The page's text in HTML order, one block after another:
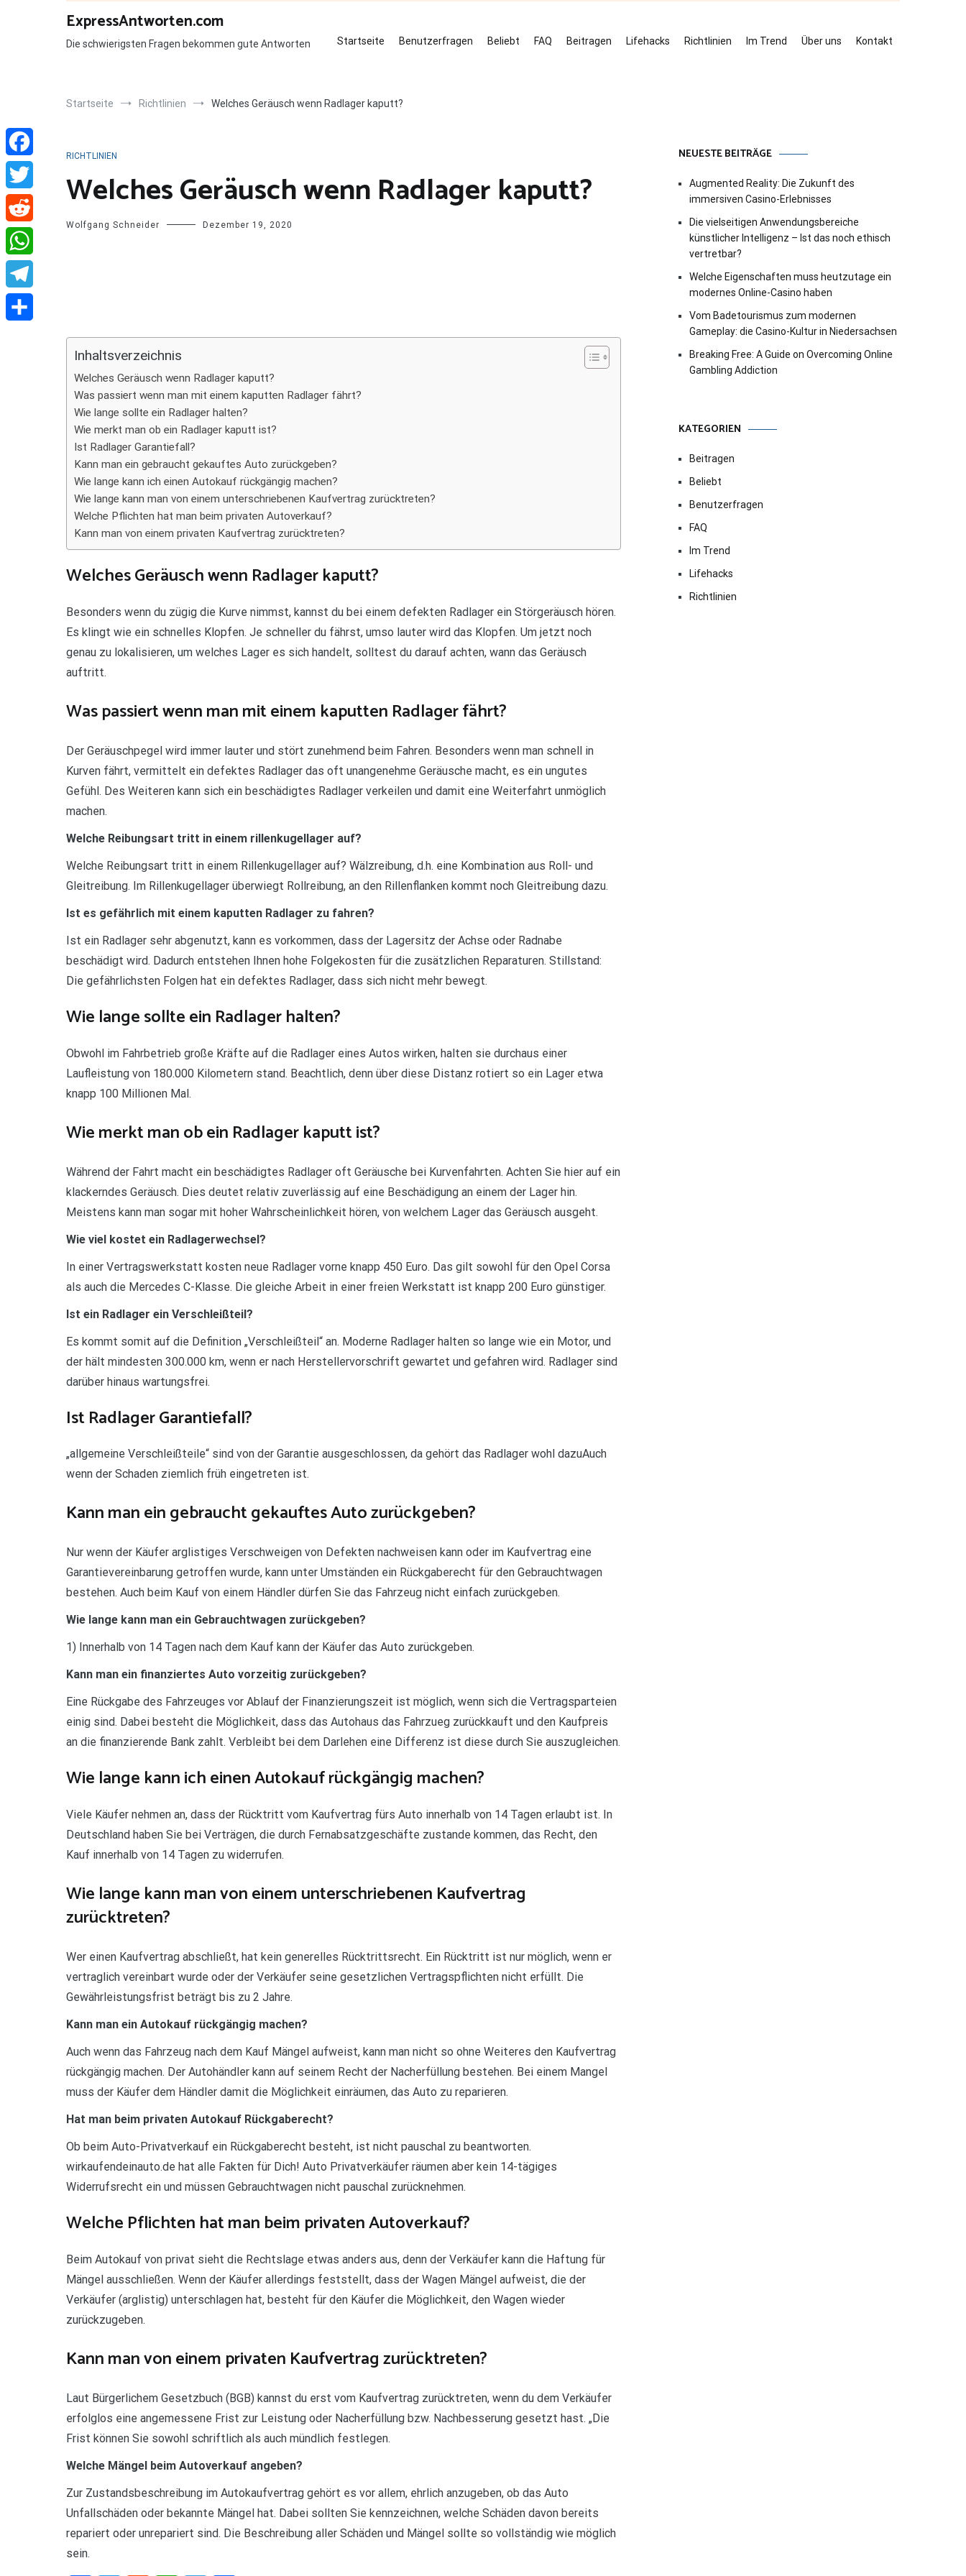
ExpressAntworten.com
Die schwierigsten Fragen bekommen gute Antworten Startseite Benutzerfragen Beliebt FAQ Beitragen Lifehacks Richtlinien Im Trend Über uns Kontakt
Startseite Richtlinien Welches Geräusch wenn Radlager kaputt?
RICHTLINIEN
Welches Geräusch wenn Radlager kaputt?
Wolfgang Schneider Dezember 19, 2020
Inhaltsverzeichnis
Welches Geräusch wenn Radlager kaputt?
Was passiert wenn man mit einem kaputten Radlager fährt?
Wie lange sollte ein Radlager halten?
Wie merkt man ob ein Radlager kaputt ist?
Ist Radlager Garantiefall?
Kann man ein gebraucht gekauftes Auto zurückgeben?
Wie lange kann ich einen Autokauf rückgängig machen?
Wie lange kann man von einem unterschriebenen Kaufvertrag zurücktreten?
Welche Pflichten hat man beim privaten Autoverkauf?
Kann man von einem privaten Kaufvertrag zurücktreten?
Welches Geräusch wenn Radlager kaputt?
Besonders wenn du zügig die Kurve nimmst, kannst du bei einem defekten Radlager ein Störgeräusch hören.
Es klingt wie ein schnelles Klopfen. Je schneller du fährst, umso lauter wird das Klopfen. Um jetzt noch
genau zu lokalisieren, um welches Lager es sich handelt, solltest du darauf achten, wann das Geräusch
auftritt.
Was passiert wenn man mit einem kaputten Radlager fährt?
Der Geräuschpegel wird immer lauter und stört zunehmend beim Fahren. Besonders wenn man schnell in
Kurven fährt, vermittelt ein defektes Radlager das oft unangenehme Geräusche macht, es ein ungutes
Gefühl. Des Weiteren kann sich ein beschädigtes Radlager verkeilen und damit eine Weiterfahrt unmöglich
machen.
Welche Reibungsart tritt in einem rillenkugellager auf?
Welche Reibungsart tritt in einem Rillenkugellager auf? Wälzreibung, d.h. eine Kombination aus Roll- und
Gleitreibung. Im Rillenkugellager überwiegt Rollreibung, an den Rillenflanken kommt noch Gleitreibung dazu.
Ist es gefährlich mit einem kaputten Radlager zu fahren?
Ist ein Radlager sehr abgenutzt, kann es vorkommen, dass der Lagersitz der Achse oder Radnabe
beschädigt wird. Dadurch entstehen Ihnen hohe Folgekosten für die zusätzlichen Reparaturen. Stillstand:
Die gefährlichsten Folgen hat ein defektes Radlager, dass sich nicht mehr bewegt.
Wie lange sollte ein Radlager halten?
Obwohl im Fahrbetrieb große Kräfte auf die Radlager eines Autos wirken, halten sie durchaus einer
Laufleistung von 180.000 Kilometern stand. Beachtlich, denn über diese Distanz rotiert so ein Lager etwa
knapp 100 Millionen Mal.
Wie merkt man ob ein Radlager kaputt ist?
Während der Fahrt macht ein beschädigtes Radlager oft Geräusche bei Kurvenfahrten. Achten Sie hier auf ein
klackerndes Geräusch. Dies deutet relativ zuverlässig auf eine Beschädigung an einem der Lager hin.
Meistens kann man sogar mit hoher Wahrscheinlichkeit hören, von welchem Lager das Geräusch ausgeht.
Wie viel kostet ein Radlagerwechsel?
In einer Vertragswerkstatt kosten neue Radlager vorne knapp 450 Euro. Das gilt sowohl für den Opel Corsa
als auch die Mercedes C-Klasse. Die gleiche Arbeit in einer freien Werkstatt ist knapp 200 Euro günstiger.
Ist ein Radlager ein Verschleißteil?
Es kommt somit auf die Definition „Verschleißteil“ an. Moderne Radlager halten so lange wie ein Motor, und
der hält mindesten 300.000 km, wenn er nach Herstellervorschrift gewartet und gefahren wird. Radlager sind
darüber hinaus wartungsfrei.
Ist Radlager Garantiefall?
„allgemeine Verschleißteile“ sind von der Garantie ausgeschlossen, da gehört das Radlager wohl dazuAuch
wenn der Schaden ziemlich früh eingetreten ist.
Kann man ein gebraucht gekauftes Auto zurückgeben?
Nur wenn der Käufer arglistiges Verschweigen von Defekten nachweisen kann oder im Kaufvertrag eine
Garantievereinbarung getroffen wurde, kann unter Umständen ein Rückgaberecht für den Gebrauchtwagen
bestehen. Auch beim Kauf von einem Händler dürfen Sie das Fahrzeug nicht einfach zurückgeben.
Wie lange kann man ein Gebrauchtwagen zurückgeben?
1) Innerhalb von 14 Tagen nach dem Kauf kann der Käufer das Auto zurückgeben.
Kann man ein finanziertes Auto vorzeitig zurückgeben?
Eine Rückgabe des Fahrzeuges vor Ablauf der Finanzierungszeit ist möglich, wenn sich die Vertragsparteien
einig sind. Dabei besteht die Möglichkeit, dass das Autohaus das Fahrzueg zurückkauft und den Kaufpreis
an die finanzierende Bank zahlt. Verbleibt bei dem Darlehen eine Differenz ist diese durch Sie auszugleichen.
Wie lange kann ich einen Autokauf rückgängig machen?
Viele Käufer nehmen an, dass der Rücktritt vom Kaufvertrag fürs Auto innerhalb von 14 Tagen erlaubt ist. In
Deutschland haben Sie bei Verträgen, die durch Fernabsatzgeschäfte zustande kommen, das Recht, den
Kauf innerhalb von 14 Tagen zu widerrufen.
Wie lange kann man von einem unterschriebenen Kaufvertrag
zurücktreten?
Wer einen Kaufvertrag abschließt, hat kein generelles Rücktrittsrecht. Ein Rücktritt ist nur möglich, wenn er
vertraglich vereinbart wurde oder der Verkäufer seine gesetzlichen Vertragspflichten nicht erfüllt. Die
Gewährleistungsfrist beträgt bis zu 2 Jahre.
Kann man ein Autokauf rückgängig machen?
Auch wenn das Fahrzeug nach dem Kauf Mängel aufweist, kann man nicht so ohne Weiteres den Kaufvertrag
rückgängig machen. Der Autohändler kann auf seinem Recht der Nacherfüllung bestehen. Bei einem Mangel
muss der Käufer dem Händler damit die Möglichkeit einräumen, das Auto zu reparieren.
Hat man beim privaten Autokauf Rückgaberecht?
Ob beim Auto-Privatverkauf ein Rückgaberecht besteht, ist nicht pauschal zu beantworten.
wirkaufendeinauto.de hat alle Fakten für Dich! Auto Privatverkäufer räumen aber kein 14-tägiges
Widerrufsrecht ein und müssen Gebrauchtwagen nicht pauschal zurücknehmen.
Welche Pflichten hat man beim privaten Autoverkauf?
Beim Autokauf von privat sieht die Rechtslage etwas anders aus, denn der Verkäufer kann die Haftung für
Mängel ausschließen. Wenn der Käufer allerdings feststellt, dass der Wagen Mängel aufweist, die der
Verkäufer (arglistig) unterschlagen hat, besteht für den Käufer die Möglichkeit, den Wagen wieder
zurückzugeben.
Kann man von einem privaten Kaufvertrag zurücktreten?
Laut Bürgerlichem Gesetzbuch (BGB) kannst du erst vom Kaufvertrag zurücktreten, wenn du dem Verkäufer
erfolglos eine angemessene Frist zur Leistung oder Nacherfüllung bzw. Nachbesserung gesetzt hast. „Die
Frist können Sie sowohl schriftlich als auch mündlich festlegen.
Welche Mängel beim Autoverkauf angeben?
Zur Zustandsbeschreibung im Autokaufvertrag gehört es vor allem, ehrlich anzugeben, ob das Auto
Unfallschäden oder bekannte Mängel hat. Dabei sollten Sie kennzeichnen, welche Schäden davon bereits
repariert oder unrepariert sind. Die Beschreibung aller Schäden und Mängel sollte so vollständig wie möglich
sein.
NEUESTE BEITRÄGE
Augmented Reality: Die Zukunft des
immersiven Casino-Erlebnisses
Die vielseitigen Anwendungsbereiche
künstlicher Intelligenz – Ist das noch ethisch
vertretbar?
Welche Eigenschaften muss heutzutage ein
modernes Online-Casino haben
Vom Badetourismus zum modernen
Gameplay: die Casino-Kultur in Niedersachsen
Breaking Free: A Guide on Overcoming Online
Gambling Addiction
KATEGORIEN
Beitragen
Beliebt
Benutzerfragen
FAQ
Im Trend
Lifehacks
Richtlinien
Facebook
Twitter
Reddit
WhatsApp
Telegram